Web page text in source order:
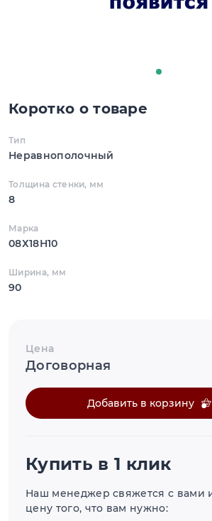
Коротко о товаре
Тип
Неравнополочный
Толщина стенки, мм
8
Марка
08Х18Н10
Ширина, мм
90
Цена
Договорная
Добавить в корзину
Купить в 1 клик
Наш менеджер свяжется с вами
цену того, что вам нужно: